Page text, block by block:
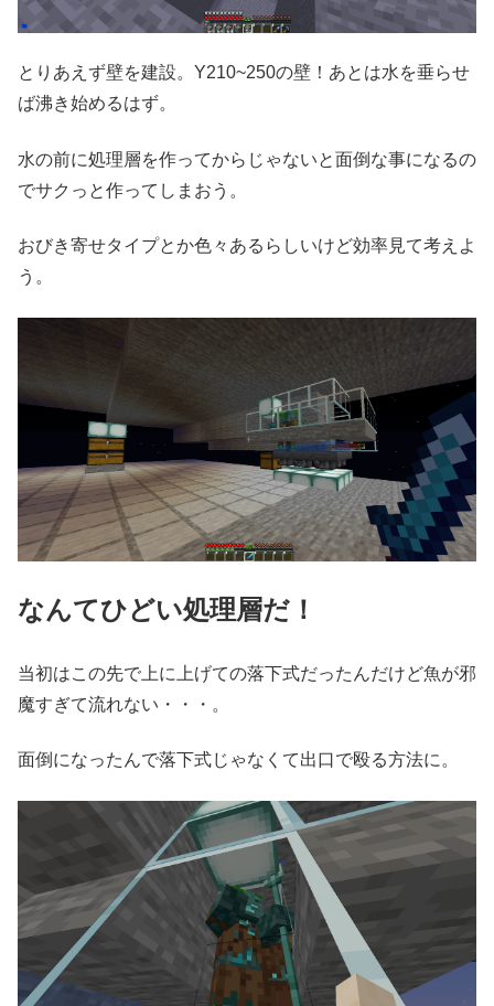
とりあえず壁を建設。Y210~250の壁！あとは水を垂らせ
ば沸き始めるはず。
水の前に処理層を作ってからじゃないと面倒な事になるの
でサクっと作ってしまおう。
おびき寄せタイプとか色々あるらしいけど効率見て考えよ
う。
なんてひどい処理層だ！
当初はこの先で上に上げての落下式だったんだけど魚が邪
魔すぎて流れない・・・。
面倒になったんで落下式じゃなくて出口で殴る方法に。